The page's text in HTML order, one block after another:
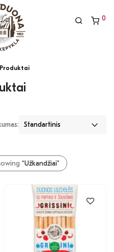
0
Produktai
“Užkandžiai”